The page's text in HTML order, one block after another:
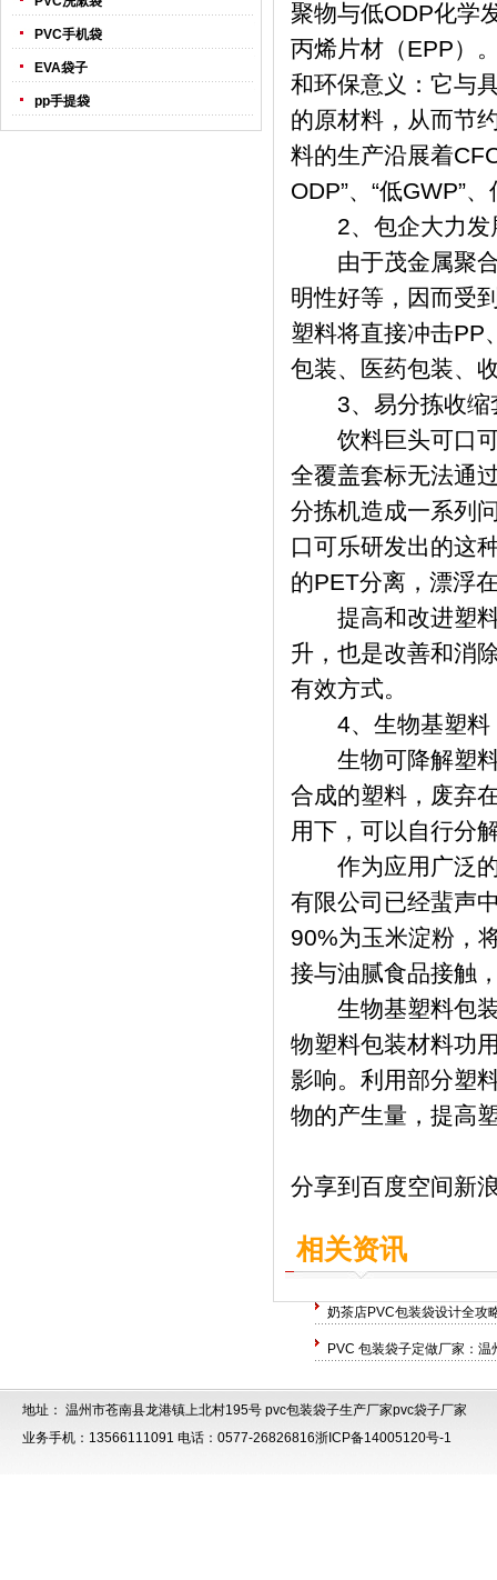
PVC手机袋
EVA袋子
pp手提袋
聚物与低ODP化学
丙烯片材（EPP）
和环保意义：它与
的原材料，从而节
料的生产沿展着
ODP”、“低GWP”
2、包企大力发
由于茂金属聚合
明性好等，因而受
塑料将直接冲击PP
包装、医药包装、
3、易分拣收缩
饮料巨头可口可
全覆盖套标无法通
分拣机造成一系列
口可乐研发出的这
的PET分离，漂浮
提高和改进塑料
升，也是改善和消
有效方式。
4、生物基塑料
生物可降解塑料
合成的塑料，废弃
用下，可以自行分
作为应用广泛的
有限公司已经蜚声
90%为玉米淀粉，
接与油腻食品接触
生物基塑料包装
物塑料包装材料功
影响。利用部分塑
物的产生量，提高
分享到 百度空间新
相关资讯
奶茶店PVC包装袋设计全攻
PVC 包装袋子定做厂家：温
地址： 温州市苍南县龙港镇上北村195号 pvc包装袋子生产厂家pvc袋子厂家
业务手机：13566111091 电话：0577-26826816浙ICP备14005120号-1